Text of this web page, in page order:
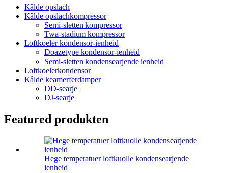
Kâlde opslach
Kâlde opslachkompressor
Semi-sletten kompressor
Twa-stadium kompressor
Loftkoeler kondensor-ienheid
Doazetype kondensor-ienheid
Semi-sletten kondensearjende ienheid
Loftkoelerkondensor
Kâlde keamerferdamper
DD-searje
DJ-searje
Featured produkten
Hege temperatuer loftkuolle kondensearjende
ienheid